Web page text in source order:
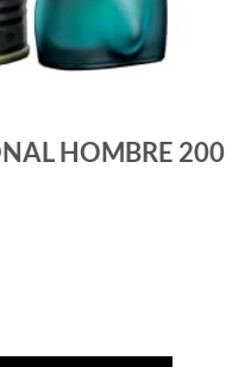
HOMBRE 200